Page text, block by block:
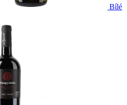
Bílé